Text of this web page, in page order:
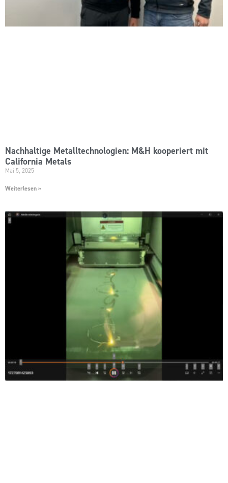
Nachhaltige Metalltechnologien: M&H kooperiert mit
California Metals
Mai 5, 2025
Weiterlesen »